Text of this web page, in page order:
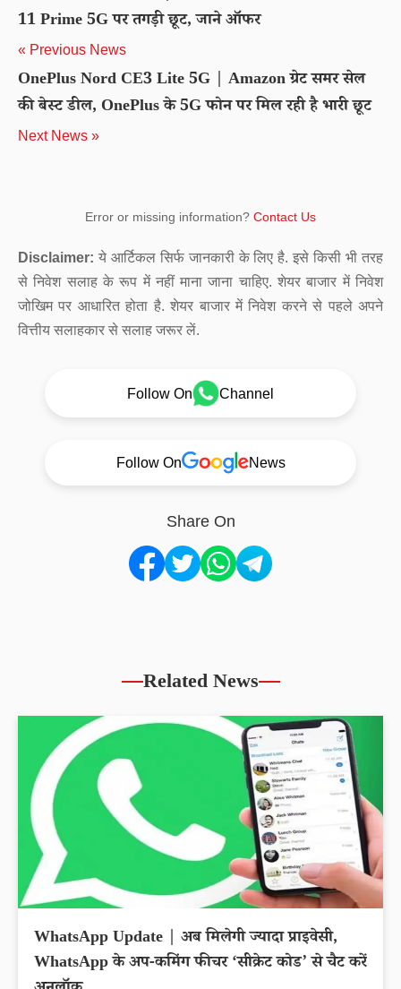
11 Prime 5G पर तगड़ी छूट, जाने ऑफर
« Previous News
OnePlus Nord CE3 Lite 5G | Amazon ग्रेट समर सेल
की बेस्ट डील, OnePlus के 5G फोन पर मिल रही है भारी छूट
Next News »
Error or missing information? Contact Us
Disclaimer: ये आर्टिकल सिर्फ जानकारी के लिए है. इसे किसी भी तरह
से निवेश सलाह के रूप में नहीं माना जाना चाहिए. शेयर बाजार में निवेश
जोखिम पर आधारित होता है. शेयर बाजार में निवेश करने से पहले अपने
वित्तीय सलाहकार से सलाह जरूर लें.
Follow On Channel
Follow On News
Share On
Related News
WhatsApp Update | अब मिलेगी ज्यादा प्राइवेसी,
WhatsApp के अप-कमिंग फीचर ‘सीक्रेट कोड’ से चैट करें